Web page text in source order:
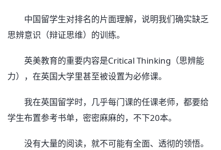
中国留学生对排名的片面理解，说明我们确实缺乏
思辨意识（辩证思维）的训练。
英美教育的重要内容是Critical Thinking（思辨能
力），在英国大学里甚至被设置为必修课。
我在英国留学时，几乎每门课的任课老师，都要给
学生布置参考书单，密密麻麻的，不下20本。
没有大量的阅读，就不可能有全面、透彻的领悟。